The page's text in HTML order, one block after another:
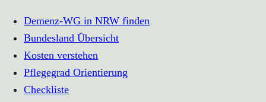
Demenz-WG in NRW finden
Bundesland Übersicht
Kosten verstehen
Pflegegrad Orientierung
Checkliste